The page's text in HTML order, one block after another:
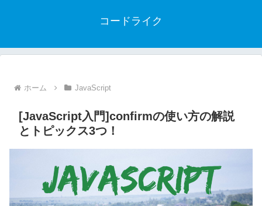
コードライク
ホーム JavaScript
[JavaScript入門]confirmの使い方の解説
とトピックス3つ！